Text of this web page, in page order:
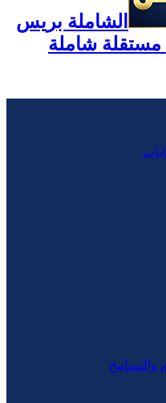
الشاملة بريس
مستقلة شاملة